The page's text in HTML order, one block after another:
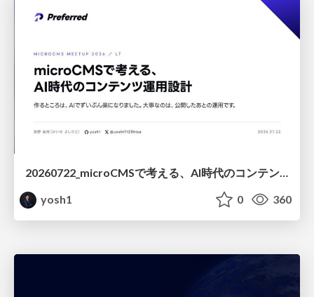
20260722_microCMSで考える、AI時代のコンテンツ運用設計
yosh1
0 360